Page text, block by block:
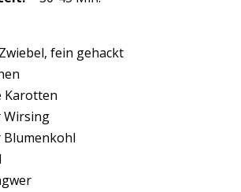
fein gehackt
Karotten
Wirsing